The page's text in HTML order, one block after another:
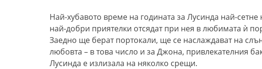
Най-хубавото време на годината за Лусинда най-сетне
най-добри приятелки отсядат при нея в любимата ѝ
Заедно ще берат портокали, ще се наслаждават на
любовта – в това число и за Джона, привлекателния
Лусинда е излизала на няколко срещи.